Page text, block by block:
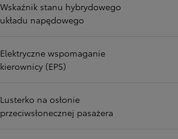
Wskaźnik stanu hybrydowego
układu napędowego
Elektryczne wspomaganie
kierownicy (EPS)
Lusterko na osłonie
przeciwsłonecznej pasażera